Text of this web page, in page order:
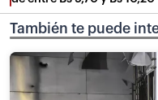
También te puede